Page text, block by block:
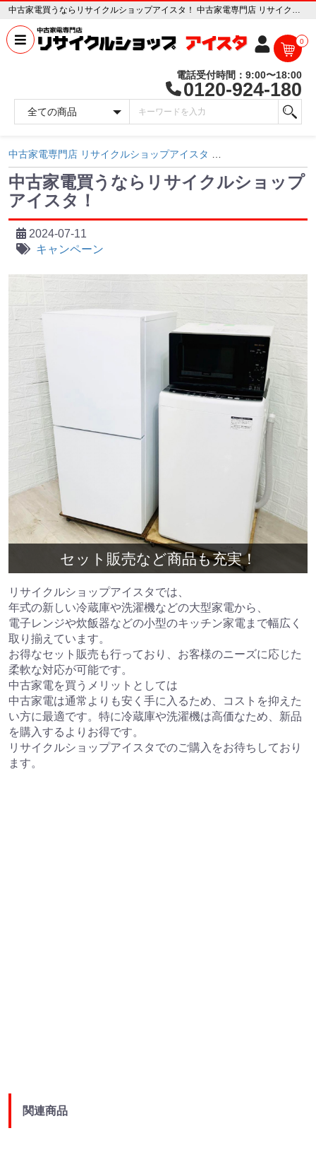
中古家電買うならリサイクルショップアイスタ！ 中古家電専門店 リサイクルショップ アイスタ
0
電話受付時間：9:00〜18:00
0120-924-180
中古家電専門店 リサイクルショップアイスタ
中古家電買うならリサイクルショップ
アイスタ！
2024-07-11
キャンペーン
セット販売など商品も充実！
リサイクルショップアイスタでは、
年式の新しい冷蔵庫や洗濯機などの大型家電から、
電子レンジや炊飯器などの小型のキッチン家電まで幅広く
取り揃えています。
お得なセット販売も行っており、お客様のニーズに応じた
柔軟な対応が可能です。
中古家電を買うメリットとしては
中古家電は通常よりも安く手に入るため、コストを抑えた
い方に最適です。特に冷蔵庫や洗濯機は高価なため、新品
を購入するよりお得です。
リサイクルショップアイスタでのご購入をお待ちしており
ます。
関連商品